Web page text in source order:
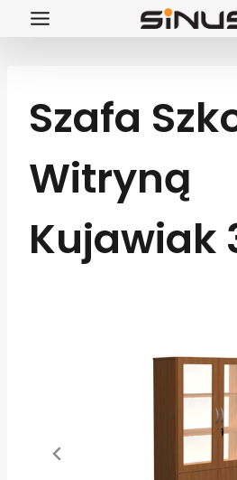
Przejdź
Szafa
Witryną
Kujawiak